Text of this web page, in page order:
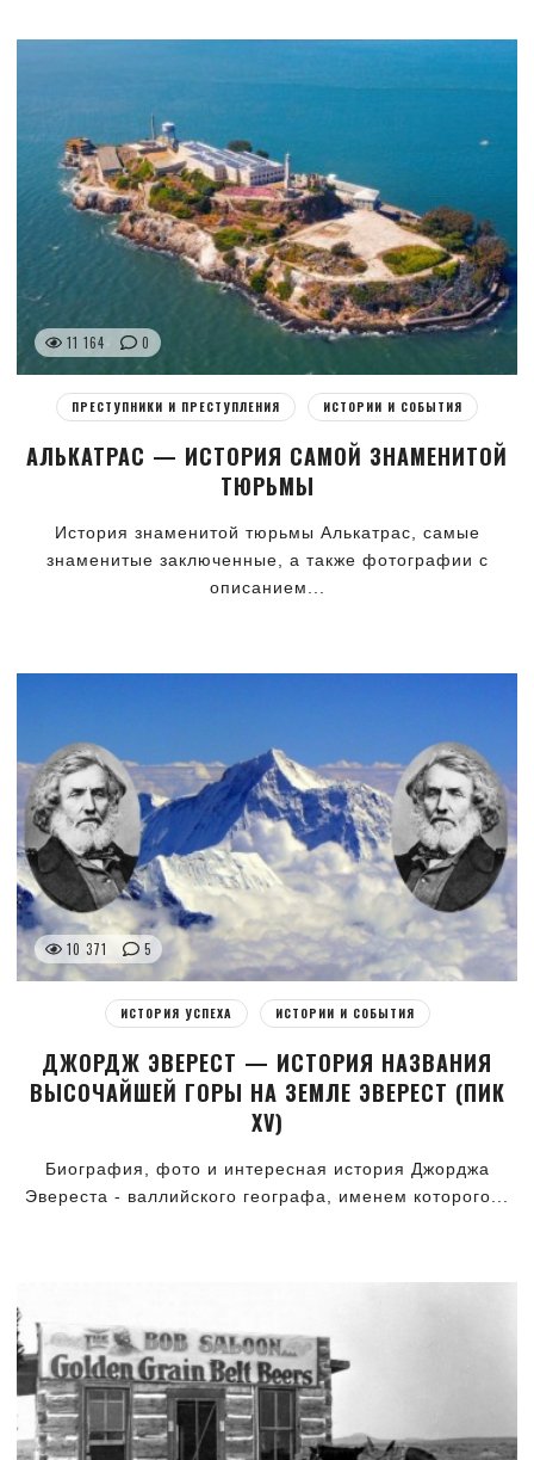
11 164 0
ПРЕСТУПНИКИ И ПРЕСТУПЛЕНИЯ ИСТОРИИ И СОБЫТИЯ
АЛЬКАТРАС — ИСТОРИЯ САМОЙ ЗНАМЕНИТОЙ
ТЮРЬМЫ
История знаменитой тюрьмы Алькатрас, самые
знаменитые заключенные, а также фотографии с
описанием...
10 371 5
ИСТОРИЯ УСПЕХА ИСТОРИИ И СОБЫТИЯ
ДЖОРДЖ ЭВЕРЕСТ — ИСТОРИЯ НАЗВАНИЯ
ВЫСОЧАЙШЕЙ ГОРЫ НА ЗЕМЛЕ ЭВЕРЕСТ (ПИК
XV)
Биография, фото и интересная история Джорджа
Эвереста - валлийского географа, именем которого...